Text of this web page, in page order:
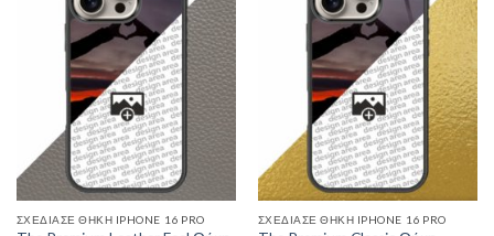
Wishlist
ΣΧΕΔΊΑΣΕ ΘΉΚΗ IPHONE 16 PRO
Wishlist
ΣΧΕΔΊΑΣΕ ΘΉΚΗ IPHONE 16 PRO